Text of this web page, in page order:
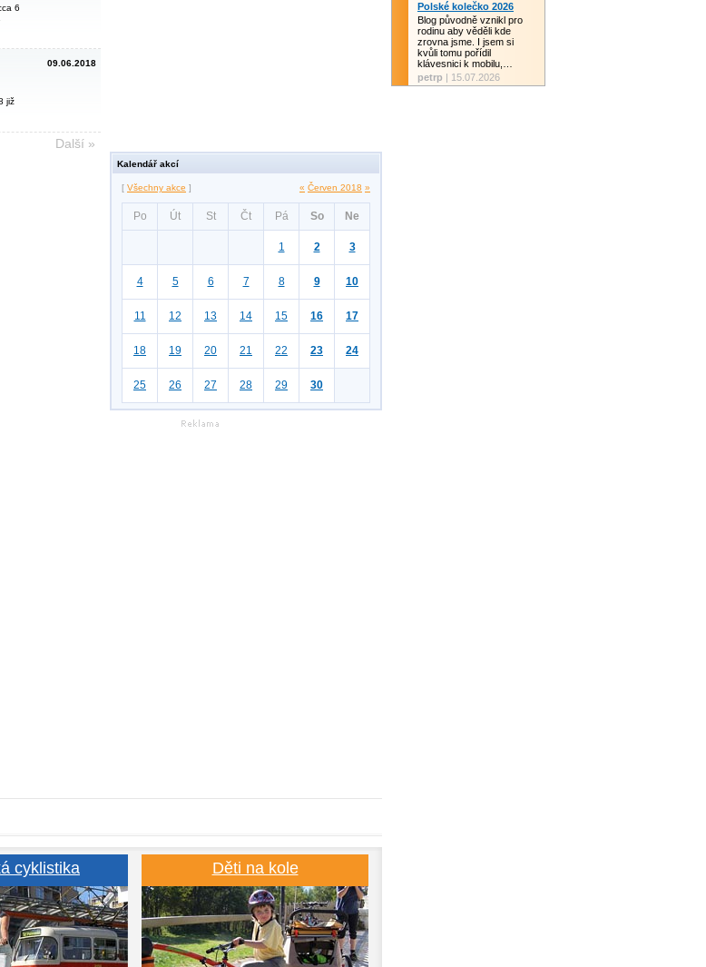
6
již
09.06.2018
Další »
Kalendář akcí
[ Všechny akce ] « Červen 2018 »
Po Út St Čt Pá So Ne
1 2 3
4 5 6 7 8 9 10
11 12 13 14 15 16 17
18 19 20 21 22 23 24
25 26 27 28 29 30
cyklistika Děti na kole
Polské kolečko 2026
Blog původně vznikl pro
rodinu aby věděli kde
zrovna jsme. I jsem si
kvůli tomu pořídil
klávesnici k mobilu,…
petrp | 15.07.2026